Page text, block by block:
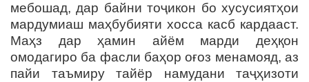
мебошад, дар байни тоҷикон бо хусусиятҳои
мардумиаш маҳбубияти хосса касб кардааст.
Маҳз дар ҳамин айём марди деҳқон
омодагиро ба фасли баҳор оғоз менамояд, аз
пайи таъмиру тайёр намудани таҷҳизоти